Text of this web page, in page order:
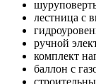
лестница с
ручной
комплект
баллон с